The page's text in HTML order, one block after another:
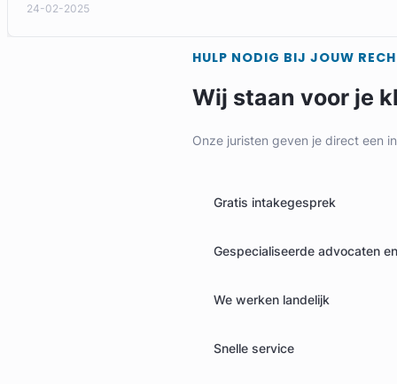
24-02-2025
HULP NODIG BIJ JOUW
Wij staan voor je
Onze juristen geven je direct een
Gratis intakegesprek
Gespecialiseerde advocaten
We werken landelijk
Snelle service